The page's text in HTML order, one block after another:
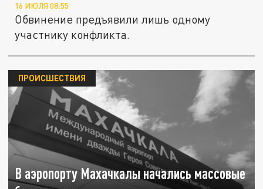
16 ИЮЛЯ 08:55
Обвинение предъявили лишь одному
участнику конфликта.
В аэропорту Махачкалы начались массовые
ПРОИСШЕСТВИЯ